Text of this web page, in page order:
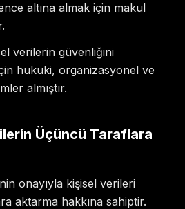
altına almak için makul
verilerin güvenliğini
hukuki, organizasyonel ve
almıştır.
Üçüncü Taraflara
onayıyla kişisel verileri
aktarma hakkına sahiptir.